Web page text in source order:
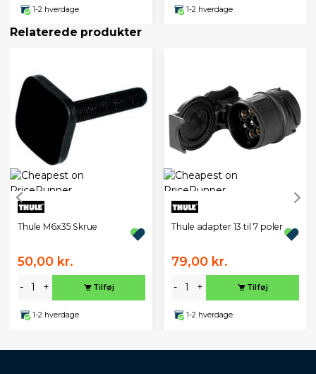
1-2 hverdage 1-2 hverdage
Relaterede produkter
Thule M6x35 Skrue
50,00 kr.
- + Tilføj
1-2 hverdage
Thule adapter 13 til 7 poler
79,00 kr.
- + Tilføj
1-2 hverdage